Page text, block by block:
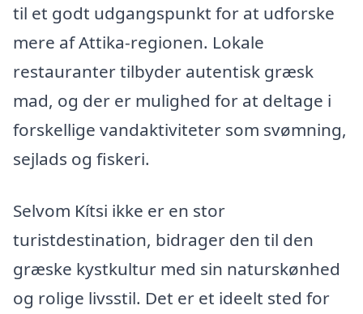
til et godt udgangspunkt for at udforske
mere af Attika-regionen. Lokale
restauranter tilbyder autentisk græsk
mad, og der er mulighed for at deltage i
forskellige vandaktiviteter som svømning,
sejlads og fiskeri.
Selvom Kítsi ikke er en stor
turistdestination, bidrager den til den
græske kystkultur med sin naturskønhed
og rolige livsstil. Det er et ideelt sted for